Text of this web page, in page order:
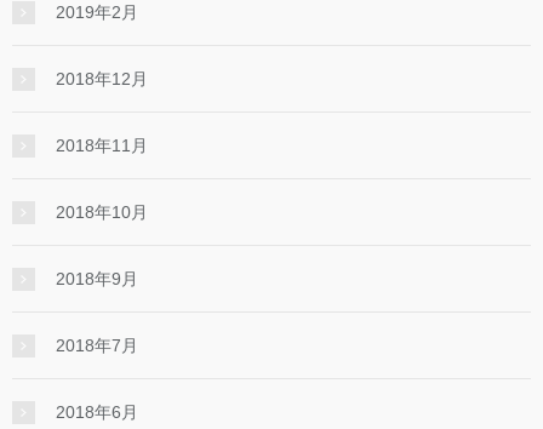
2019年2月
2018年12月
2018年11月
2018年10月
2018年9月
2018年7月
2018年6月